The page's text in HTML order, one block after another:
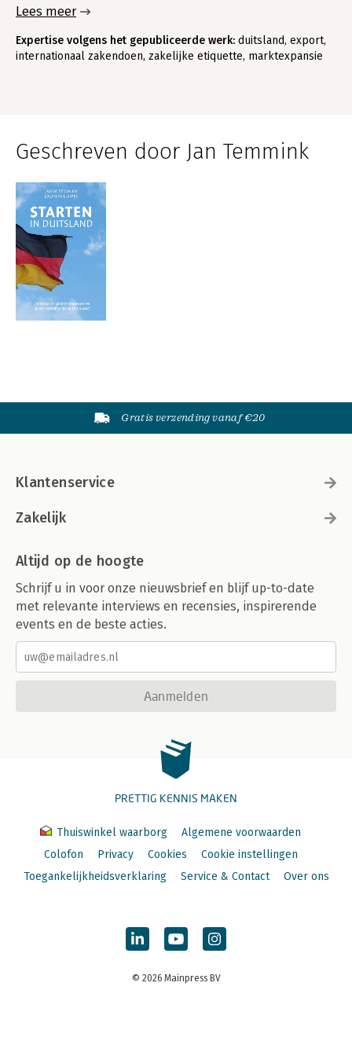
Lees meer
Expertise volgens het gepubliceerde werk: duitsland, export,
internationaal zakendoen, zakelijke etiquette, marktexpansie
Geschreven door Jan Temmink
Gratis verzending vanaf €20
Klantenservice
Zakelijk
Altijd op de hoogte
Schrijf u in voor onze nieuwsbrief en blijf up-to-date
met relevante interviews en recensies, inspirerende
events en de beste acties.
Aanmelden
PRETTIG KENNIS MAKEN
Thuiswinkel waarborg
Algemene voorwaarden
Colofon
Privacy Cookies
Cookie instellingen
Toegankelijkheidsverklaring
Service & Contact Over ons
© 2026 Mainpress BV